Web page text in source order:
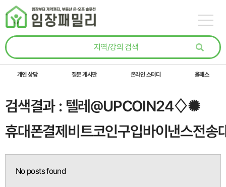
콘텐츠로
건너뛰기
개인 상담 질문 게시판 온라인 스터디 올패스
검색결과 : 텔레@UPCOIN24♢✺
휴대폰결제비트코인구입바이낸스전송
No posts found